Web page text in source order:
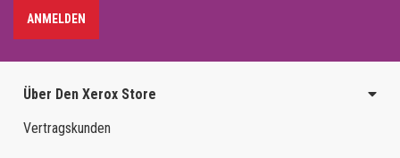
ANMELDEN
Über Den Xerox Store
Vertragskunden